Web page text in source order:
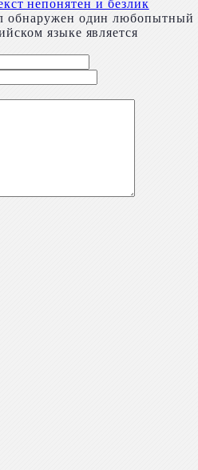
непонятен и безлик
обнаружен один любопытный
языке является